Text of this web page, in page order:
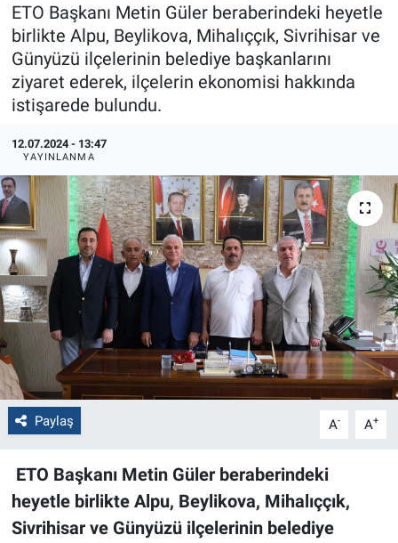
ETO Başkanı Metin Güler beraberindeki heyetle
birlikte Alpu, Beylikova, Mihalıççık, Sivrihisar ve
Günyüzü ilçelerinin belediye başkanlarını
ziyaret ederek, ilçelerin ekonomisi hakkında
istişarede bulundu.
12.07.2024 - 13:47
YAYINLANMA
Paylaş A- A+
ETO Başkanı Metin Güler beraberindeki
heyetle birlikte Alpu, Beylikova, Mihalıççık,
Sivrihisar ve Günyüzü ilçelerinin belediye
Dünya
Sağlık
Alış-Veriş/İş dünyası
Röportaj
Ekonomi
Kültür Sanat
Politika
Bilecik
Kütahya
Gezi
Genel
Çevre
Yerel
Magazin
Bilim ve Teknoloji
Son Dakika Haberleri
Haber Arşivi